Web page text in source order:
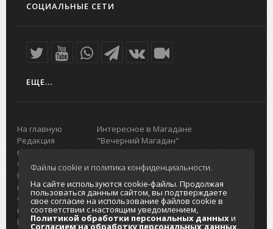
СОЦИАЛЬНЫЕ СЕТИ
ЕЩЕ...
На главную
Редакция
портала
О проекте
Реклама на
портале
Отзывы и
предложения
Интернет-
Интересное в Магадане
"Вечерний Магадан"
Городская доска объявлений
Реклама
Главный туристический портал
Колымы
Политика в отношении обработки
персональных данных
Согласие на обработку персональных
Файлы cookie и политика конфиденциальности.
На сайте используются cookie-файлы. Продолжая
пользоваться данным сайтом, вы подтверждаете
свое согласие на использование файлов cookie в
соответствии с настоящим уведомлением,
Политикой обработки персональных данныхи
Согласием на обработку персональных данных.